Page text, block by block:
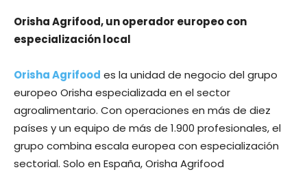
Orisha Agrifood, un operador europeo con
especialización local
Orisha Agrifood es la unidad de negocio del grupo
europeo Orisha especializada en el sector
agroalimentario. Con operaciones en más de diez
países y un equipo de más de 1.900 profesionales, el
grupo combina escala europea con especialización
sectorial. Solo en España, Orisha Agrifood